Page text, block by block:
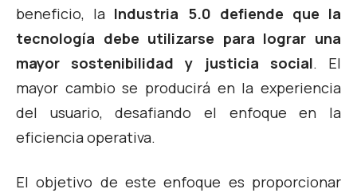
beneficio, la Industria 5.0 defiende que la
tecnología debe utilizarse para lograr una
mayor sostenibilidad y justicia social. El
mayor cambio se producirá en la experiencia
del usuario, desafiando el enfoque en la
eficiencia operativa.
El objetivo de este enfoque es proporcionar